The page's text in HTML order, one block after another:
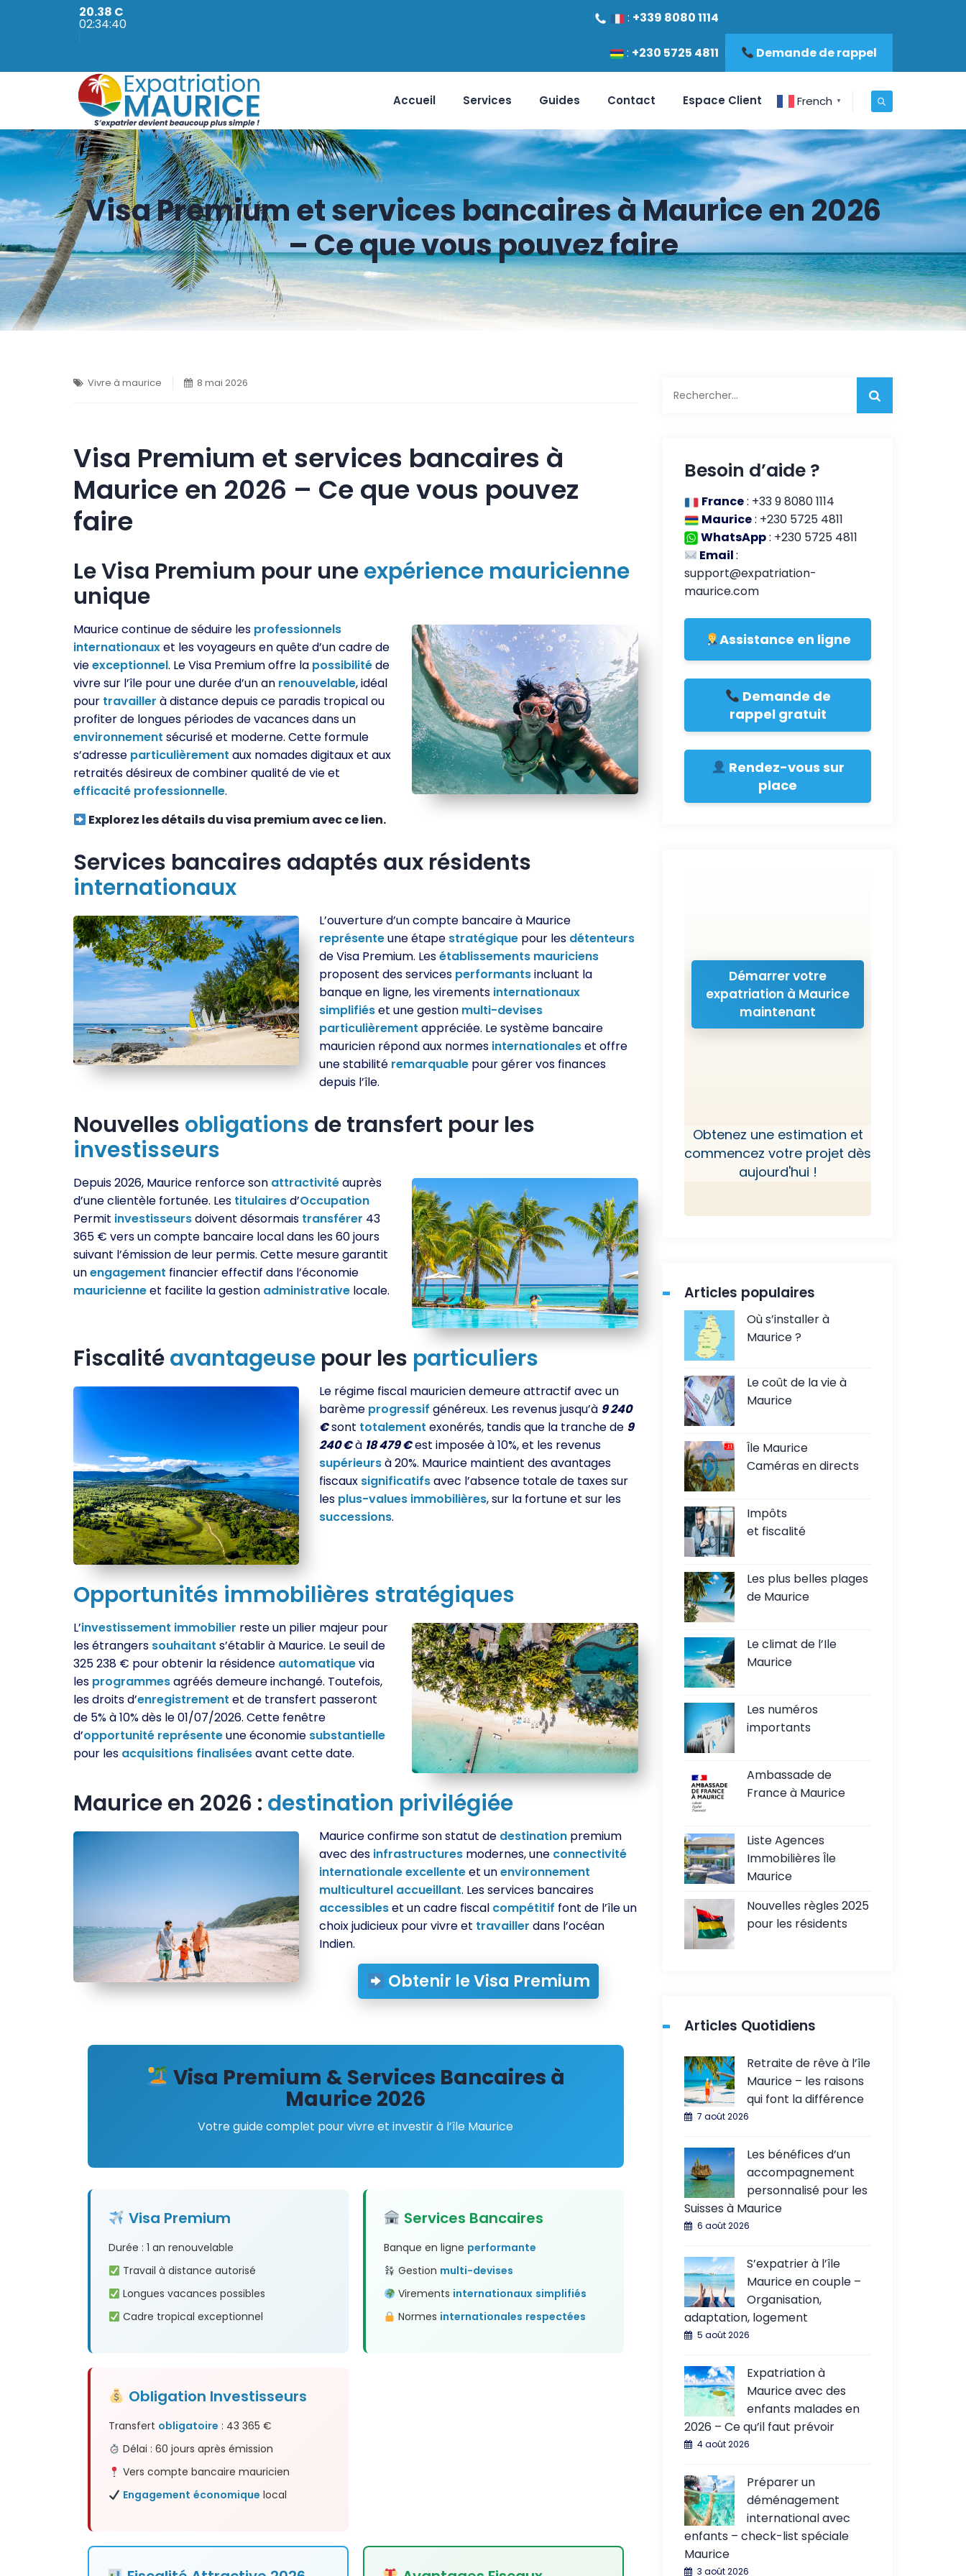
20.38 C
02:34:41 : +339 8080 1114
: +230 5725 4811 Demande de rappel
Accueil Services Guides Contact Espace Client French ▼
Visa Premium et services bancaires à Maurice en 2026
– Ce que vous pouvez faire
Vivre à maurice 8 mai 2026
Visa Premium et services bancaires à
Maurice en 2026 – Ce que vous pouvez
faire
Le Visa Premium pour uneexpérience mauricienne
unique
Maurice continue de séduire les professionnels
internationauxet les voyageurs en quête d’un cadre de
vieexceptionnel. Le Visa Premium offre la possibilitéde
vivre sur l’île pour une durée d’un an renouvelable, idéal
pour travailler à distance depuis ce paradis tropical ou
profiter de longues périodes de vacances dans un
environnement sécurisé et moderne. Cette formule
s’adresse particulièrement aux nomades digitaux et aux
retraités désireux de combiner qualité de vie et
efficacité professionnelle.
Explorez les détails du visa premium avec ce lien.
Services bancaires adaptés aux résidents
internationaux
L’ouverture d’un compte bancaire à Maurice
représenteune étape stratégique pour les détenteurs
de Visa Premium. Lesétablissements mauriciens
proposent des services performantsincluant la
banque en ligne, les virements internationaux
simplifiéset une gestion multi-devises
particulièrement appréciée. Le système bancaire
mauricien répond aux normes internationaleset offre
une stabilité remarquable pour gérer vos finances
depuis l’île.
Nouvelles obligations de transfert pour les
investisseurs
Depuis 2026, Maurice renforce son attractivitéauprès
d’une clientèle fortunée. Les titulairesd’Occupation
Permit investisseursdoivent désormais transférer 43
365 € vers un compte bancaire local dans les 60 jours
suivant l’émission de leur permis. Cette mesure garantit
unengagement financier effectif dans l’économie
mauricienneet facilite la gestion administrative locale.
Fiscalitéavantageuse pour les particuliers
Le régime fiscal mauricien demeure attractif avec un
barème progressif généreux. Les revenus jusqu’à 9 240
€sont totalement exonérés, tandis que la tranche de 9
240 €à 18 479 €est imposée à 10%, et les revenus
supérieursà 20%. Maurice maintient des avantages
fiscaux significatifsavec l’absence totale de taxes sur
les plus-values immobilières, sur la fortune et sur les
successions.
Opportunités immobilières stratégiques
L’investissement immobilier reste un pilier majeur pour
les étrangers souhaitant s’établir à Maurice. Le seuil de
325 238 € pour obtenir la résidence automatiquevia
les programmesagréés demeure inchangé. Toutefois,
les droits d’enregistrement et de transfert passeront
de 5% à 10% dès le 01/07/2026. Cette fenêtre
d’opportunité représenteune économie substantielle
pour les acquisitions finaliséesavant cette date.
Maurice en 2026 : destination privilégiée
Maurice confirme son statut de destination premium
avec des infrastructures modernes, une connectivité
internationaleexcellenteet unenvironnement
multiculturel accueillant. Les services bancaires
accessibleset un cadre fiscal compétitif font de l’île un
choix judicieux pour vivre et travailler dans l’océan
Indien.
Obtenir le Visa Premium
Visa Premium & Services Bancaires à
Maurice 2026
Votre guide complet pour vivre et investir à l’île Maurice
Visa Premium
Durée : 1 an renouvelable
Travail à distance autorisé
Longues vacances possibles
Cadre tropical exceptionnel
Services Bancaires
Banque en ligne performante
Gestion multi-devises
Virements internationaux simplifiés
Normes internationales respectées
Obligation Investisseurs
Transfert obligatoire : 43 365 €
Délai : 60 jours après émission
Vers compte bancaire mauricien
Engagement économique local
Besoin d’aide ?
France: +33 9 8080 1114
Maurice: +230 5725 4811
WhatsApp: +230 5725 4811
Email:
support@expatriation-
maurice.com
Assistance en ligne
Demande de
rappel gratuit
Rendez-vous sur
place
Démarrer votre
expatriation à Maurice
maintenant
Obtenez une estimation et
commencez votre projet dès
aujourd'hui !
Articles populaires
Où s’installer à
Maurice ?
Le coût de la vie à
Maurice
Île Maurice
Caméras en directs
Impôts
et fiscalité
Les plus belles plages
de Maurice
Le climat de l’Ile
Maurice
Les numéros
importants
Ambassade de
France à Maurice
Liste Agences
Immobilières Île
Maurice
Nouvelles règles 2025
pour les résidents
Articles Quotidiens
Retraite de rêve à l’île
Maurice – les raisons
qui font la différence
7 août 2026
Les bénéfices d’un
accompagnement
personnalisé pour les
Suisses à Maurice
6 août 2026
S’expatrier à l’île
Maurice en couple –
Organisation,
adaptation, logement
5 août 2026
Expatriation à
Maurice avec des
enfants malades en
2026 – Ce qu’il faut prévoir
4 août 2026
Préparer un
déménagement
international avec
enfants – check-list spéciale
Maurice
3 août 2026